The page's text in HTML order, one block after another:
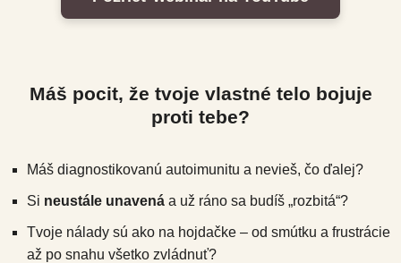
Máš pocit, že tvoje vlastné telo bojuje
proti tebe?
Máš diagnostikovanú autoimunitu a nevieš, čo ďalej?
Si neustále unavená a už ráno sa budíš „rozbitá“?
Tvoje nálady sú ako na hojdačke – od smútku a frustrácie
až po snahu všetko zvládnuť?